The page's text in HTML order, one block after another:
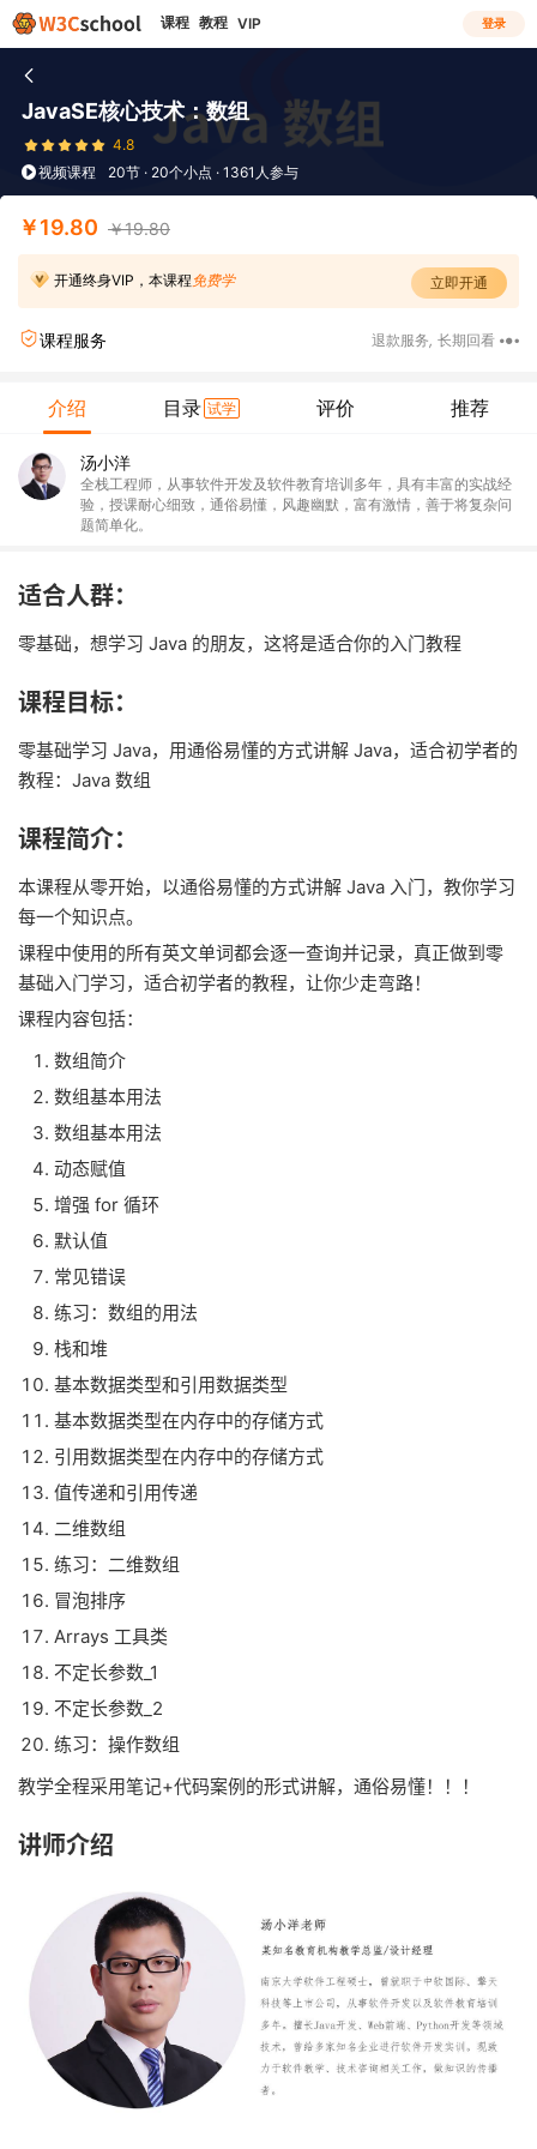
课程 教程 VIP 登录
JavaSE核心技术：数组
4.8
视频课程
20节 · 20个小点 · 1361人参与
￥19.80 ￥19.80
开通终身VIP，本课程 免费学 立即开通
课程服务 退款服务 长期回看
介绍 目录 试学 评价 推荐
汤小洋
全栈工程师，从事软件开发及软件教育培训多年，具有丰富的实战经
验，授课耐心细致，通俗易懂，风趣幽默，富有激情，善于将复杂问
题简单化。
适合人群：
零基础，想学习 Java 的朋友，这将是适合你的入门教程
课程目标：
零基础学习 Java，用通俗易懂的方式讲解 Java，适合初学者的
教程：Java 数组
课程简介：
本课程从零开始，以通俗易懂的方式讲解 Java 入门，教你学习
每一个知识点。
课程中使用的所有英文单词都会逐一查询并记录，真正做到零
基础入门学习，适合初学者的教程，让你少走弯路！
课程内容包括：
数组简介
数组基本用法
数组基本用法
动态赋值
增强 for 循环
默认值
常见错误
练习：数组的用法
栈和堆
基本数据类型和引用数据类型
基本数据类型在内存中的存储方式
引用数据类型在内存中的存储方式
值传递和引用传递
二维数组
练习：二维数组
冒泡排序
Arrays 工具类
不定长参数_1
不定长参数_2
练习：操作数组
教学全程采用笔记+代码案例的形式讲解，通俗易懂！！！
讲师介绍